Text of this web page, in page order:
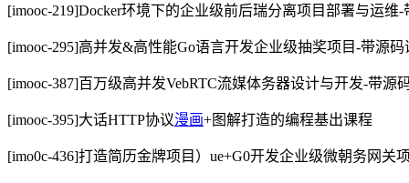
[imooc-219]Docker环境下的企业级前后瑞分离项目部署与运维-
[imooc-295]高并发&高性能Go语言开发企业级抽奖项目-带源码
[imooc-387]百万级高并发VebRTC流媒体务器设计与开发-带源
[imooc-395]大话HTTP协议漫画+图解打造的编程基出课程
[imo0c-436]打造简历金牌项目）ue+G0开发企业级微朝务网关